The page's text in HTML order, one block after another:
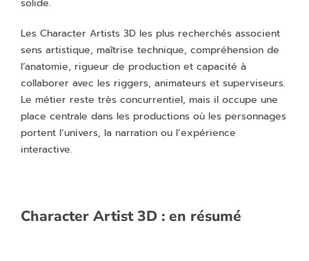
solide.
Les Character Artists 3D les plus recherchés associent
sens artistique, maîtrise technique, compréhension de
l’anatomie, rigueur de production et capacité à
collaborer avec les riggers, animateurs et superviseurs.
Le métier reste très concurrentiel, mais il occupe une
place centrale dans les productions où les personnages
portent l’univers, la narration ou l’expérience
interactive.
Character Artist 3D : en résumé